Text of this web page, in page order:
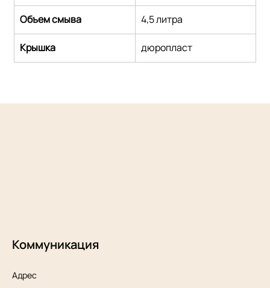
Объем смыва
4,5 литра
Крышка дюропласт
Коммуникация
Адрес